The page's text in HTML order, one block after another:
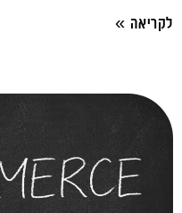
לקריאה »